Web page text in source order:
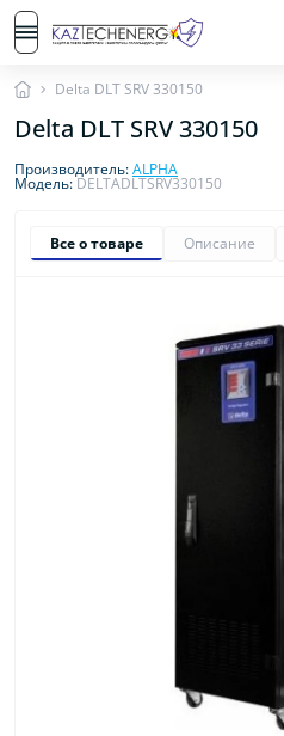
Delta DLT SRV 330150
Delta DLT SRV 330150
Производитель:ALPHA
Модель:DELTADLTSRV330150
Все о товаре Описание